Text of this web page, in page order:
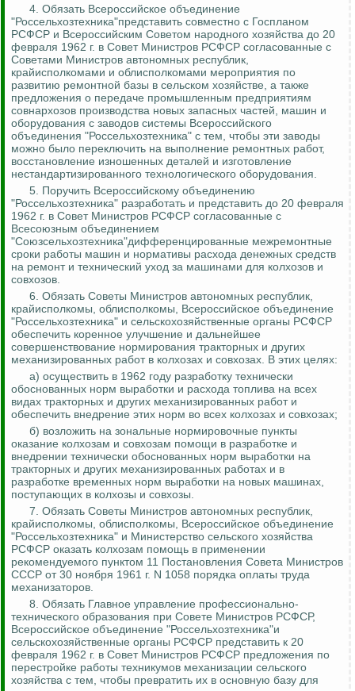
4. Обязать Всероссийское объединение
"Россельхозтехника"представить совместно с Госпланом
РСФСР и Всероссийским Советом народного хозяйства до 20
февраля 1962 г. в Совет Министров РСФСР согласованные с
Советами Министров автономных республик,
крайисполкомами и облисполкомами мероприятия по
развитию ремонтной базы в сельском хозяйстве, а также
предложения о передаче промышленным предприятиям
совнархозов производства новых запасных частей, машин и
оборудования с заводов системы Всероссийского
объединения "Россельхозтехника" с тем, чтобы эти заводы
можно было переключить на выполнение ремонтных работ,
восстановление изношенных деталей и изготовление
нестандартизированного технологического оборудования.
5. Поручить Всероссийскому объединению
"Россельхозтехника" разработать и представить до 20 февраля
1962 г. в Совет Министров РСФСР согласованные с
Всесоюзным объединением
"Союзсельхозтехника"дифференцированные межремонтные
сроки работы машин и нормативы расхода денежных средств
на ремонти технический уход за машинами для колхозов и
совхозов.
6. Обязать Советы Министров автономных республик,
крайисполкомы, облисполкомы, Всероссийское объединение
"Россельхозтехника" и сельскохозяйственные органы РСФСР
обеспечить коренное улучшение и дальнейшее
совершенствование нормирования тракторных и других
механизированных работ в колхозах и совхозах. В этих целях:
а) осуществить в 1962 году разработку технически
обоснованных норм выработки и расхода топлива на всех
видах тракторных и других механизированных работ и
обеспечить внедрение этих норм во всех колхозах и совхозах;
б) возложить на зональные нормировочные пункты
оказание колхозам и совхозам помощи в разработке и
внедрении технически обоснованных норм выработки на
тракторных и других механизированных работах и в
разработке временных норм выработки на новых машинах,
поступающих в колхозы и совхозы.
7. Обязать Советы Министров автономных республик,
крайисполкомы, облисполкомы, Всероссийское объединение
"Россельхозтехника" и Министерство сельского хозяйства
РСФСР оказать колхозам помощь в применении
рекомендуемого пунктом 11 Постановления Совета Министров
СССР от 30 ноября 1961 г. N 1058 порядка оплаты труда
механизаторов.
8. Обязать Главное управление профессионально-
технического образования при Совете Министров РСФСР,
Всероссийское объединение "Россельхозтехника"и
сельскохозяйственные органы РСФСР представить к 20
февраля 1962 г. в Совет Министров РСФСР предложения по
перестройке работы техникумов механизации сельского
хозяйства с тем, чтобы превратить их в основную базу для